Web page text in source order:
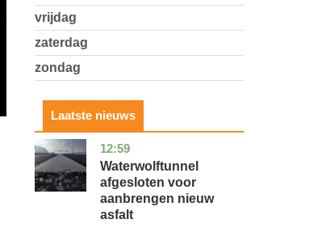
vrijdag
zaterdag
zondag
Laatste nieuws
12:59
noord-
holland
nieuws
Waterwolftunnel
afgesloten voor
aanbrengen nieuw
asfalt